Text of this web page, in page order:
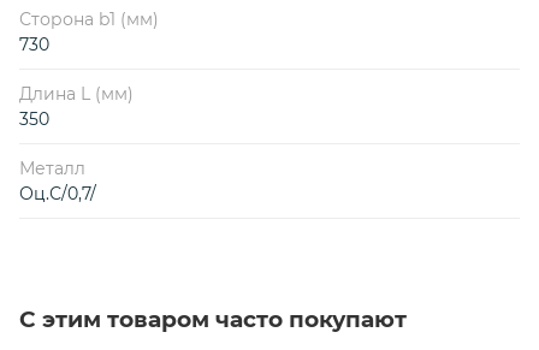
Сторона b1 (мм)
730
Длина L (мм)
350
Металл
Оц.С/0,7/
С этим товаром часто покупают